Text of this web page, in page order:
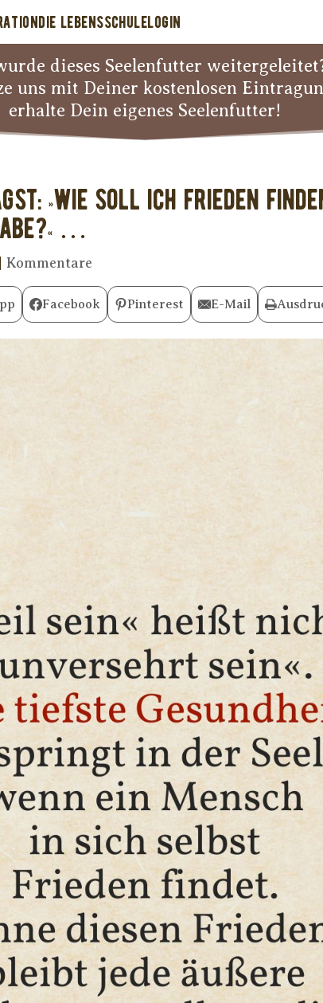
DIE LEBENSSCHULELOGIN
dieses Seelenfutter
uns mit Deiner kostenlosen
erhalte Dein eigenes Seelenfutter!
»Wie soll ich Frieden
…
Kommentare
Facebook Pinterest E-Mail